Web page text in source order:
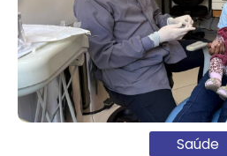
Saúde